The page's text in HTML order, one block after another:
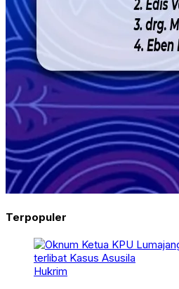
Terpopuler
Hukrim